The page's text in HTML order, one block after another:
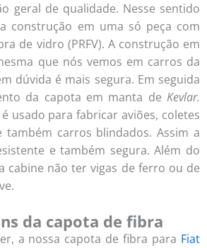
geral de qualidade. Nesse sentido
construção em uma só peça com
de vidro (PRFV). A construção em
que nós vemos em carros da
dúvida é mais segura. Em seguida
da capota em manta de Kevlar.
usado para fabricar aviões, coletes
também carros blindados. Assim a
e também segura. Além do
cabine não ter vigas de ferro ou de
da capota de fibra
a nossa capota de fibra para Fiat